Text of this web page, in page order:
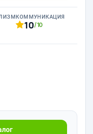
КОММУНИКАЦИЯ
10/10